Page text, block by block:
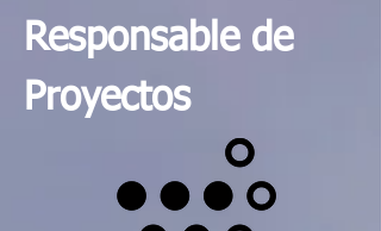
Responsable de
Proyectos